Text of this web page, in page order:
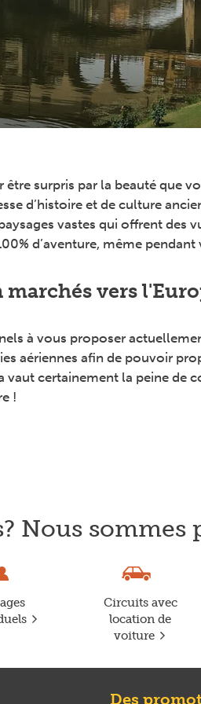
surpris par la beauté que
d’histoire et de culture
vastes qui offrent des
d’aventure, même
marchés vers
à vous proposer
aériennes afin de pouvoir
vaut certainement la peine de
!
Nous sommes
Circuits avec
location de
voiture
Des